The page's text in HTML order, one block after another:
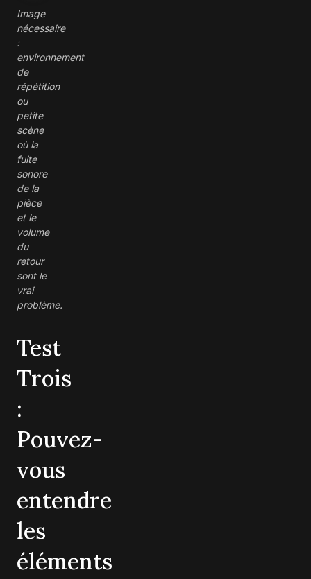
Image
nécessaire
:
environnement
de
répétition
ou
petite
scène
où la
fuite
sonore
de la
pièce
et le
volume
du
retour
sont le
vrai
problème.
Test
Trois
:
Pouvez-
vous
entendre
les
éléments